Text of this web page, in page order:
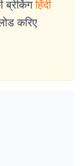
ब्रेकिंग हिंदी
करिए